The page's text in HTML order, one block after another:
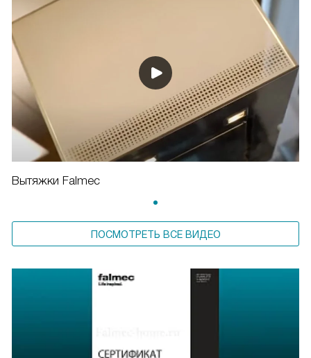
Вытяжки Falmec
ПОСМОТРЕТЬ ВСЕ ВИДЕО